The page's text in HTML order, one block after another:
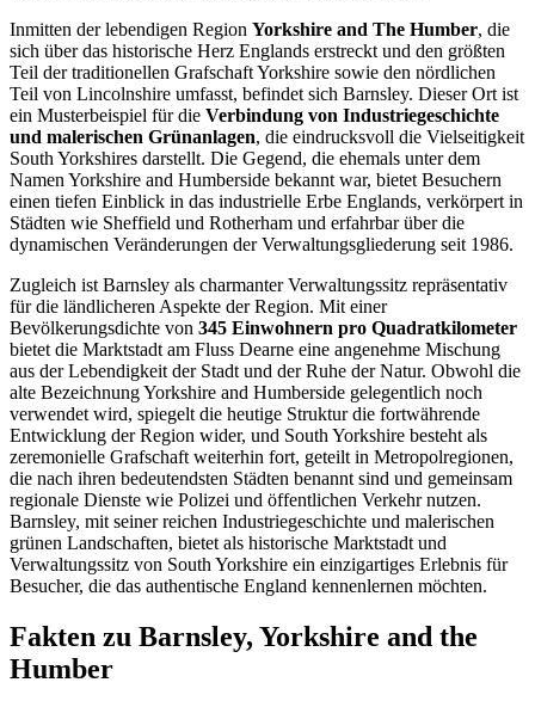
Inmitten der lebendigen Region Yorkshire and The Humber, die
sich über das historische Herz Englands erstreckt und den größten
Teil der traditionellen Grafschaft Yorkshire sowie den nördlichen
Teil von Lincolnshire umfasst, befindet sich Barnsley. Dieser Ort ist
ein Musterbeispiel für die Verbindung von Industriegeschichte
und malerischen Grünanlagen, die eindrucksvoll die Vielseitigkeit
South Yorkshires darstellt. Die Gegend, die ehemals unter dem
Namen Yorkshire and Humberside bekannt war, bietet Besuchern
einen tiefen Einblick in das industrielle Erbe Englands, verkörpert in
Städten wie Sheffield und Rotherham und erfahrbar über die
dynamischen Veränderungen der Verwaltungsgliederung seit 1986.
Zugleich ist Barnsley als charmanter Verwaltungssitz repräsentativ
für die ländlicheren Aspekte der Region. Mit einer
Bevölkerungsdichte von 345 Einwohnern pro Quadratkilometer
bietet die Marktstadt am Fluss Dearne eine angenehme Mischung
aus der Lebendigkeit der Stadt und der Ruhe der Natur. Obwohl die
alte Bezeichnung Yorkshire and Humberside gelegentlich noch
verwendet wird, spiegelt die heutige Struktur die fortwährende
Entwicklung der Region wider, und South Yorkshire besteht als
zeremonielle Grafschaft weiterhin fort, geteilt in Metropolregionen,
die nach ihren bedeutendsten Städten benannt sind und gemeinsam
regionale Dienste wie Polizei und öffentlichen Verkehr nutzen.
Barnsley, mit seiner reichen Industriegeschichte und malerischen
grünen Landschaften, bietet als historische Marktstadt und
Verwaltungssitz von South Yorkshire ein einzigartiges Erlebnis für
Besucher, die das authentische England kennenlernen möchten.
Fakten zu Barnsley, Yorkshire and the
Humber